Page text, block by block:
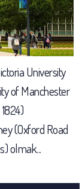
University
of Manchester
(Oxford Road
olmak...